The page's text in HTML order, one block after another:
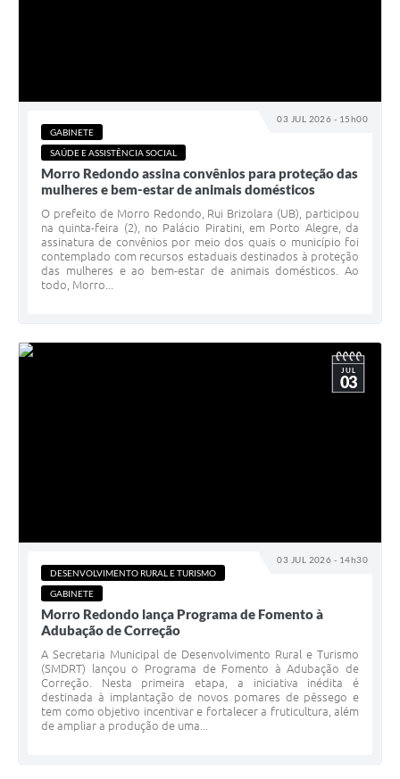
03 JUL 2026 - 15h00
GABINETE
SAÚDE E ASSISTÊNCIA SOCIAL
Morro Redondo assina convênios para proteção das
mulheres e bem-estar de animais domésticos
O prefeito de Morro Redondo, Rui Brizolara (UB), participou
na quinta-feira (2), no Palácio Piratini, em Porto Alegre, da
assinatura de convênios por meio dos quais o município foi
contemplado com recursos estaduais destinados à proteção
das mulheres e ao bem-estar de animais domésticos. Ao
todo, Morro...
03 JUL 2026 - 14h30
JUL
03
DESENVOLVIMENTO RURAL E TURISMO
GABINETE
Morro Redondo lança Programa de Fomento à
Adubação de Correção
A Secretaria Municipal de Desenvolvimento Rural e Turismo
(SMDRT) lançou o Programa de Fomento à Adubação de
Correção. Nesta primeira etapa, a iniciativa inédita é
destinada à implantação de novos pomares de pêssego e
tem como objetivo incentivar e fortalecer a fruticultura, além
de ampliar a produção de uma...